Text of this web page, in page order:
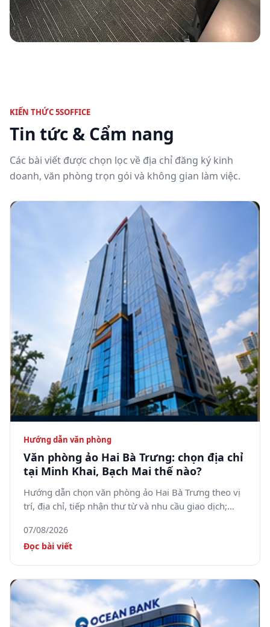
KIẾN THỨC 5SOFFICE
Tin tức & Cẩm nang
Các bài viết được chọn lọc về địa chỉ đăng ký kinh
doanh, văn phòng trọn gói và không gian làm việc.
Hướng dẫn văn phòng
Văn phòng ảo Hai Bà Trưng: chọn địa chỉ
tại Minh Khai, Bạch Mai thế nào?
Hướng dẫn chọn văn phòng ảo Hai Bà Trưng theo vị
trí, địa chỉ, tiếp nhận thư từ và nhu cầu giao dịch;
Mai.
07/08/2026
Đọc bài viết